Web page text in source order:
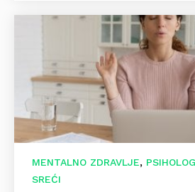
MENTALNO ZDRAVLJE,
SREĆI